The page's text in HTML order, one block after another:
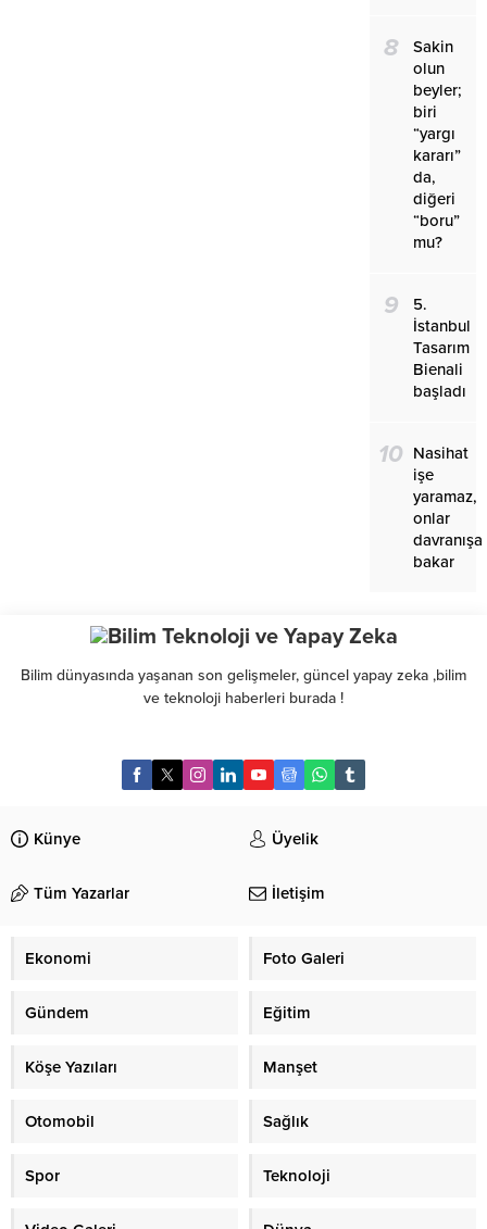
8
Sakin
olun
beyler;
biri
“yargı
kararı”
da,
diğeri
“boru”
mu?
9
5.
İstanbul
Tasarım
Bienali
başladı
10
Nasihat
işe
yaramaz,
onlar
davranışa
bakar
Bilim dünyasında yaşanan son gelişmeler, güncel yapay zeka ,bilim
ve teknoloji haberleri burada !
Künye Üyelik
Tüm Yazarlar İletişim
Ekonomi Foto Galeri
Gündem Eğitim
Köşe Yazıları Manşet
Otomobil Sağlık
Spor Teknoloji